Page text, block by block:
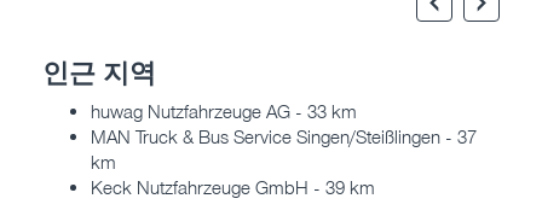
인근 지역
huwag Nutzfahrzeuge AG - 33 km
MAN Truck & Bus Service Singen/Steißlingen - 37
km
Keck Nutzfahrzeuge GmbH - 39 km